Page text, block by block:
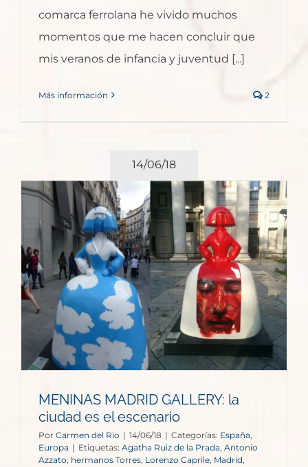
comarca ferrolana he vivido muchos
momentos que me hacen concluir que
mis veranos de infancia y juventud [...]
Más información 2
14/06/18
MENINAS MADRID GALLERY: la
ciudad es el escenario
Por Carmen del Rio | 14/06/18 | Categorías: España
Europa | Etiquetas: Agatha Ruiz de la Prada Antonio
Azzato, hermanos Torres, Lorenzo Caprile Madrid